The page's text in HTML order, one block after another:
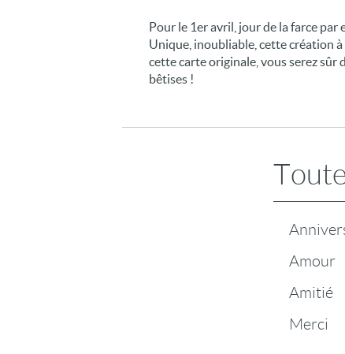
Pour le 1er avril, jour de la farce
Unique, inoubliable, cette création
cette carte originale, vous serez sûr
bêtises !
Amour
Amitié
Merci